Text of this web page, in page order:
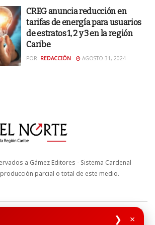
❯ ×
CREG anuncia reducción en
tarifas de energía para usuarios
de estratos 1, 2 y 3 en la región
Caribe
POR: REDACCIÓN AGOSTO 31, 2024
a Gámez Editores - Sistema Cardenal
parcial o total de este medio.
Derechos de Autor y Propiedad Intelectual